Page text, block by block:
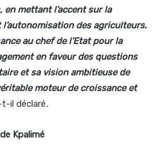
mettant l’accent sur la
des agriculteurs.
au chef de l’Etat pour la
en faveur des questions
et sa vision ambitieuse de
moteur de croissance et
il déclaré.
Kpalimé